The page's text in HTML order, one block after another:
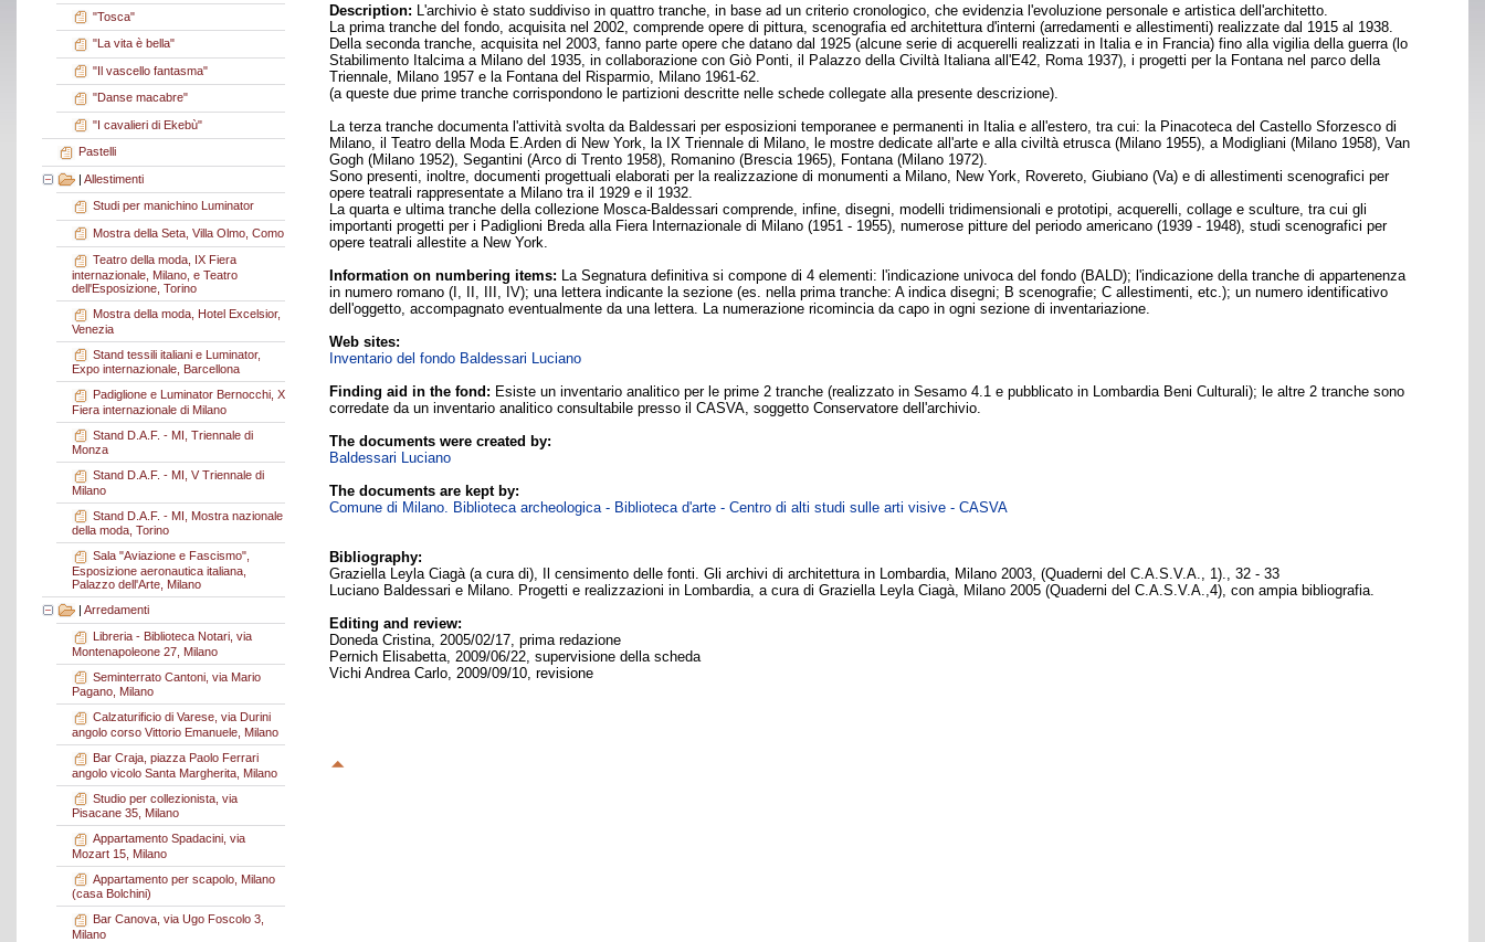
"Tosca"
"La vita è bella"
"Il vascello fantasma"
"Danse macabre"
"I cavalieri di Ekebù"
Pastelli
| Allestimenti
Studi per manichino Luminator
Mostra della Seta, Villa Olmo, Como
Teatro della moda, IX Fiera
internazionale, Milano, e Teatro
dell'Esposizione, Torino
Mostra della moda, Hotel Excelsior,
Venezia
Stand tessili italiani e Luminator,
Expo internazionale, Barcellona
Padiglione e Luminator Bernocchi, X
Fiera internazionale di Milano
Stand D.A.F. - MI, Triennale di
Monza
Stand D.A.F. - MI, V Triennale di
Milano
Stand D.A.F. - MI, Mostra nazionale
della moda, Torino
Sala "Aviazione e Fascismo",
Esposizione aeronautica italiana,
Palazzo dell'Arte, Milano
| Arredamenti
Libreria - Biblioteca Notari, via
Montenapoleone 27, Milano
Seminterrato Cantoni, via Mario
Pagano, Milano
Calzaturificio di Varese, via Durini
angolo corso Vittorio Emanuele, Milano
Bar Craja, piazza Paolo Ferrari
angolo vicolo Santa Margherita, Milano
Studio per collezionista, via
Pisacane 35, Milano
Appartamento Spadacini, via
Mozart 15, Milano
Appartamento per scapolo, Milano
(casa Bolchini)
Bar Canova, via Ugo Foscolo 3,
Milano
Description: L'archivio è stato suddiviso in quattro tranche, in base ad un criterio cronologico, che evidenzia l'evoluzione personale e artistica dell'architetto.
La prima tranche del fondo, acquisita nel 2002, comprende opere di pittura, scenografia ed architettura d'interni (arredamenti e allestimenti) realizzate dal 1915 al 1938.
Della seconda tranche, acquisita nel 2003, fanno parte opere che datano dal 1925 (alcune serie di acquerelli realizzati in Italia e in Francia) fino alla vigilia della guerra (lo
Stabilimento Italcima a Milano del 1935, in collaborazione con Giò Ponti, il Palazzo della Civiltà Italiana all'E42, Roma 1937), i progetti per la Fontana nel parco della
Triennale, Milano 1957 e la Fontana del Risparmio, Milano 1961-62.
(a queste due prime tranche corrispondono le partizioni descritte nelle schede collegate alla presente descrizione).
La terza tranche documenta l'attività svolta da Baldessari per esposizioni temporanee e permanenti in Italia e all'estero, tra cui: la Pinacoteca del Castello Sforzesco di
Milano, il Teatro della Moda E.Arden di New York, la IX Triennale di Milano, le mostre dedicate all'arte e alla civiltà etrusca (Milano 1955), a Modigliani (Milano 1958), Van
Gogh (Milano 1952), Segantini (Arco di Trento 1958), Romanino (Brescia 1965), Fontana (Milano 1972).
Sono presenti, inoltre, documenti progettuali elaborati per la realizzazione di monumenti a Milano, New York, Rovereto, Giubiano (Va) e di allestimenti scenografici per
opere teatrali rappresentate a Milano tra il 1929 e il 1932.
La quarta e ultima tranche della collezione Mosca-Baldessari comprende, infine, disegni, modelli tridimensionali e prototipi, acquerelli, collage e sculture, tra cui gli
importanti progetti per i Padiglioni Breda alla Fiera Internazionale di Milano (1951 - 1955), numerose pitture del periodo americano (1939 - 1948), studi scenografici per
opere teatrali allestite a New York.
Information on numbering items: La Segnatura definitiva si compone di 4 elementi: l'indicazione univoca del fondo (BALD); l'indicazione della tranche di appartenenza
in numero romano (I, II, III, IV); una lettera indicante la sezione (es. nella prima tranche: A indica disegni; B scenografie; C allestimenti, etc.); un numero identificativo
dell'oggetto, accompagnato eventualmente da una lettera. La numerazione ricomincia da capo in ogni sezione di inventariazione.
Web sites:
Inventario del fondo Baldessari Luciano
Finding aid in the fond: Esiste un inventario analitico per le prime 2 tranche (realizzato in Sesamo 4.1 e pubblicato in Lombardia Beni Culturali); le altre 2 tranche sono
corredate da un inventario analitico consultabile presso il CASVA, soggetto Conservatore dell'archivio.
The documents were created by:
Baldessari Luciano
The documents are kept by:
Comune di Milano. Biblioteca archeologica - Biblioteca d'arte - Centro di alti studi sulle arti visive - CASVA
Bibliography:
Graziella Leyla Ciagà (a cura di), Il censimento delle fonti. Gli archivi di architettura in Lombardia, Milano 2003, (Quaderni del C.A.S.V.A., 1)., 32 - 33
Luciano Baldessari e Milano. Progetti e realizzazioni in Lombardia, a cura di Graziella Leyla Ciagà, Milano 2005 (Quaderni del C.A.S.V.A.,4), con ampia bibliografia.
Editing and review:
Doneda Cristina, 2005/02/17, prima redazione
Pernich Elisabetta, 2009/06/22, supervisione della scheda
Vichi Andrea Carlo, 2009/09/10, revisione